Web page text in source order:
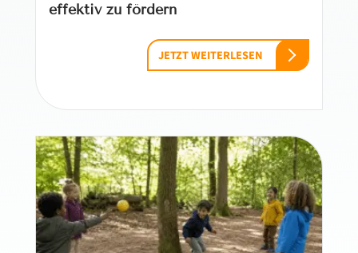
effektiv zu fördern
JETZT WEITERLESEN